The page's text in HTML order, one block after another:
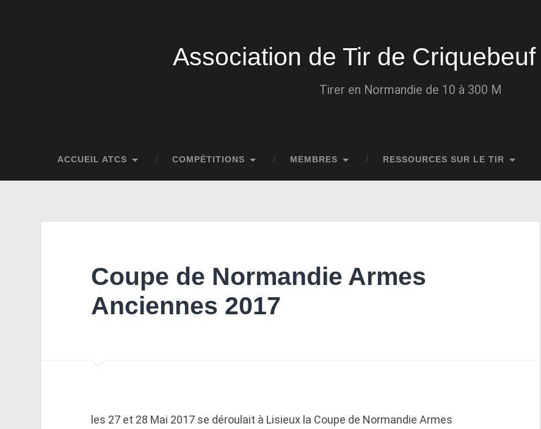
Association de Tir de
Tirer en Normandie de 10 à 300 M
ACCUEIL ATCS COMPÉTITIONS MEMBRES RESSOURCES SUR LE TIR
Coupe de Normandie Armes
Anciennes 2017
les 27 et 28 Mai 2017 se déroulait à Lisieux la Coupe de Normandie Armes